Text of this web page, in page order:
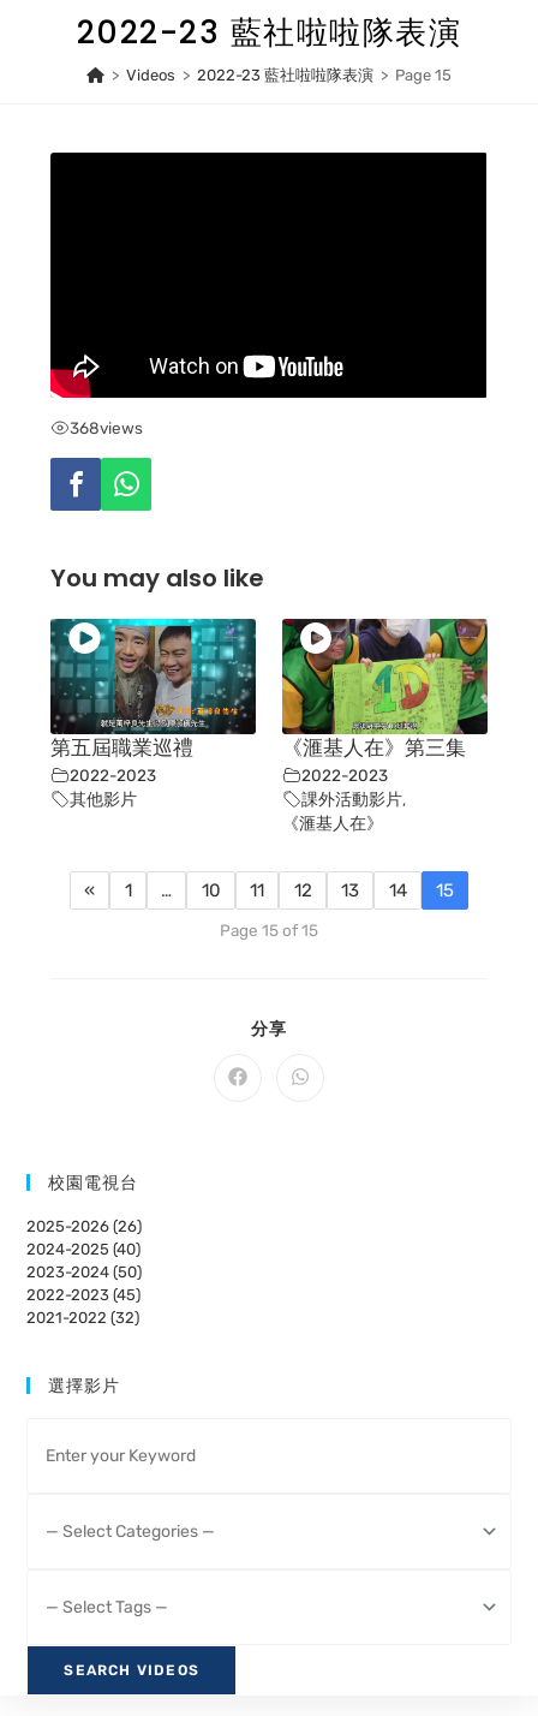
2022-23 藍社啦啦隊表演
> Videos > 2022-23 藍社啦啦隊表演 > Page 15
368views
You may also like
第五屆職業巡禮
2022-2023
其他影片
《滙基人在》第三集
2022-2023
課外活動影片,
《滙基人在》
« 1 … 10 11 12 13 14 15
Page 15 of 15
分享
CONTENT
Opens
Opens
校園電視台
2025-2026 (26)
2024-2025 (40)
2023-2024 (50)
2022-2023 (45)
2021-2022 (32)
選擇影片